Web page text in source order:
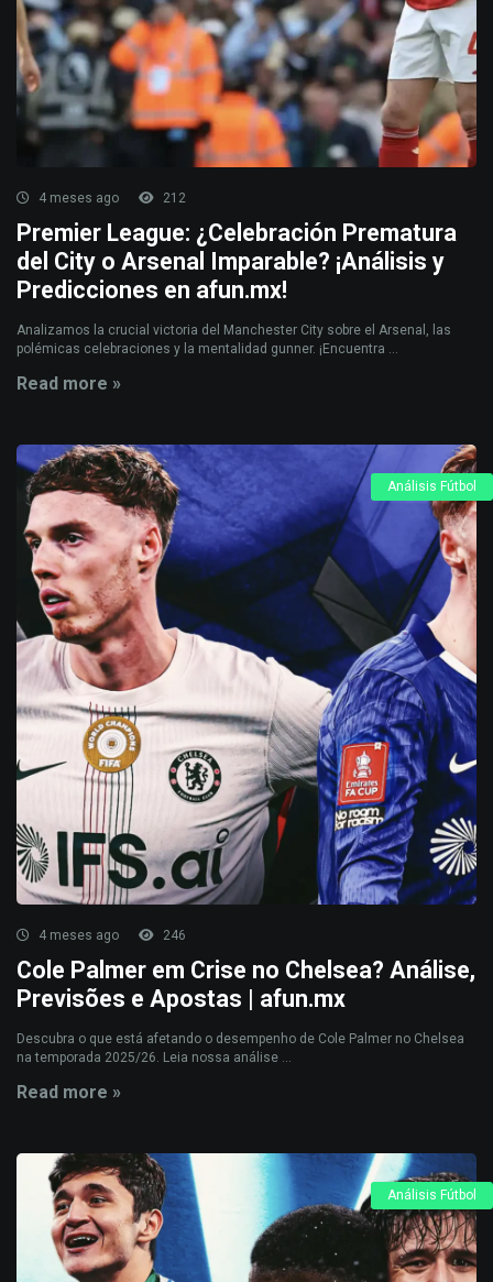
4 meses ago 212
Premier League: ¿Celebración Prematura
del City o Arsenal Imparable? ¡Análisis y
Predicciones en afun.mx!
Analizamos la crucial victoria del Manchester City sobre el Arsenal, las
polémicas celebraciones y la mentalidad gunner. ¡Encuentra ...
Read more »
Análisis Fútbol
4 meses ago 246
Cole Palmer em Crise no Chelsea? Análise,
Previsões e Apostas | afun.mx
Descubra o que está afetando o desempenho de Cole Palmer no Chelsea
na temporada 2025/26. Leia nossa análise ...
Read more »
Análisis Fútbol